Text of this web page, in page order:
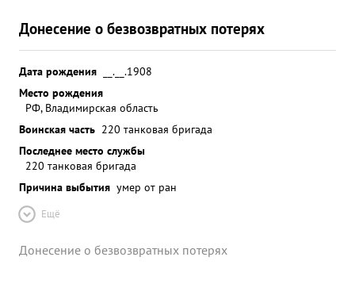
Донесение о безвозвратных потерях
Дата рождения
__.__.1908
Место рождения
РФ, Владимирская область
Воинская часть 220 танковая бригада
Последнее место службы
220 танковая бригада
Причина выбытия умер от ран
Ещё
Донесение о безвозвратных потерях